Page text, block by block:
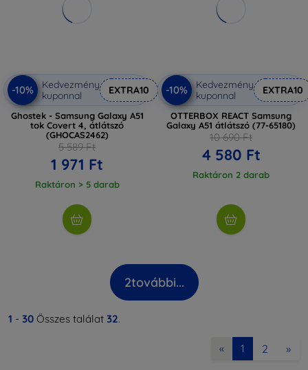
-10%
Kedvezmény
kuponnal
EXTRA10
Ghostek - Samsung Galaxy A51
tok Covert 4, átlátszó
(GHOCAS2462)
5 589 Ft
1 971 Ft
Raktáron > 5 darab
-10%
Kedvezmény
kuponnal
EXTRA10
OTTERBOX REACT Samsung
Galaxy A51 átlátszó (77-65180)
10 690 Ft
4 580 Ft
Raktáron 2 darab
2további...
1 - 30 Összes találat 32.
« 1 2 »